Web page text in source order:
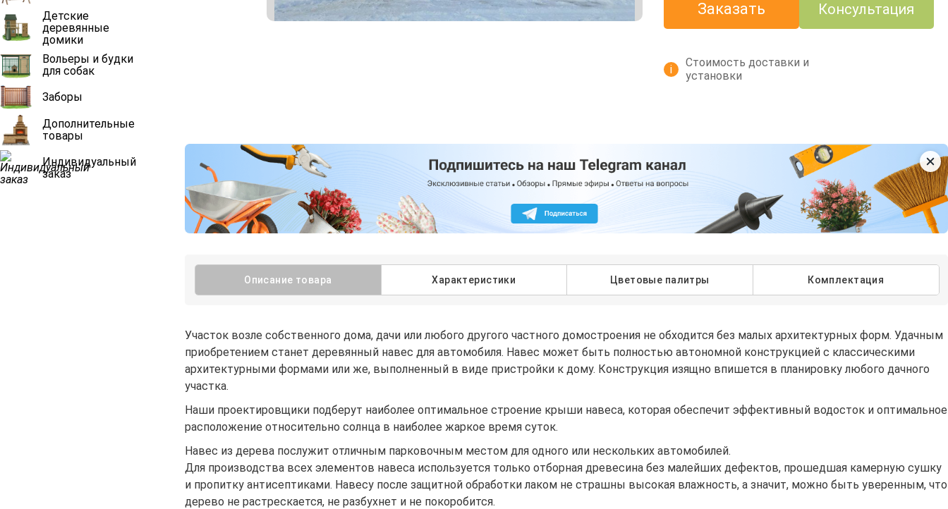
Детские
деревянные
домики
Вольеры и будки
для собак
Заборы
Дополнительные
товары
Индивидуальный
заказ
Заказать Консультация
i
Стоимость доставки и
установки
Описание товара Характеристики Цветовые палитры Комплектация
Участок возле собственного дома, дачи или любого другого частного домостроения не обходится без малых архитектурных форм. Удачным
приобретением станет деревянный навес для автомобиля. Навес может быть полностью автономной конструкцией с классическими
архитектурными формами или же, выполненный в виде пристройки к дому. Конструкция изящно впишется в планировку любого дачного
участка.
Наши проектировщики подберут наиболее оптимальное строение крыши навеса, которая обеспечит эффективный водосток и оптимальное
расположение относительно солнца в наиболее жаркое время суток.
Навес из дерева послужит отличным парковочным местом для одного или нескольких автомобилей.
Для производства всех элементов навеса используется только отборная древесина без малейших дефектов, прошедшая камерную сушку
и пропитку антисептиками. Навесу после защитной обработки лаком не страшны высокая влажность, а значит, можно быть уверенным, что
дерево не растрескается, не разбухнет и не покоробится.